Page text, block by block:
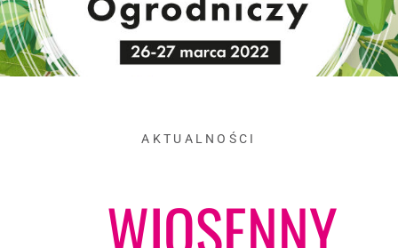
AKTUALNOŚCI
WIOSENNY